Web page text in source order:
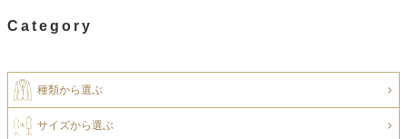
Category
種類から選ぶ
サイズから選ぶ